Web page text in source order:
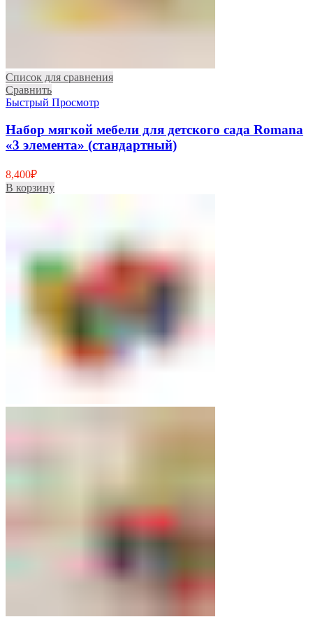
Список для сравнения
Сравнить
Быстрый Просмотр
Набор мягкой мебели для детского сада Romana
«3 элемента» (стандартный)
8,400₽
В корзину